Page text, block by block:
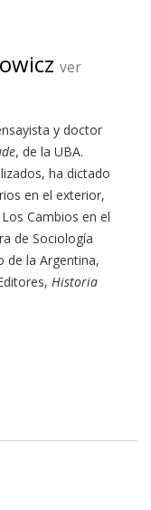
ver
y doctor
, de la UBA.
ha dictado
en el exterior,
Cambios en el
de Sociología
de la Argentina,
Historia